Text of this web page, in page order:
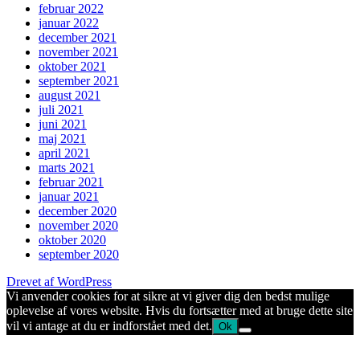
februar 2022
januar 2022
december 2021
november 2021
oktober 2021
september 2021
august 2021
juli 2021
juni 2021
maj 2021
april 2021
marts 2021
februar 2021
januar 2021
december 2020
november 2020
oktober 2020
september 2020
Drevet af WordPress
Vi anvender cookies for at sikre at vi giver dig den bedst mulige
oplevelse af vores website. Hvis du fortsætter med at bruge dette site
vil vi antage at du er indforstået med det. Ok